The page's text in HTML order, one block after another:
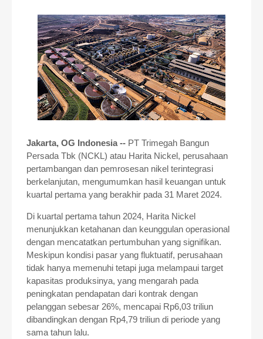
Jakarta, OG Indonesia -- PT Trimegah Bangun
Persada Tbk (NCKL) atau Harita Nickel, perusahaan
pertambangan dan pemrosesan nikel terintegrasi
berkelanjutan, mengumumkan hasil keuangan untuk
kuartal pertama yang berakhir pada 31 Maret 2024.
Di kuartal pertama tahun 2024, Harita Nickel
menunjukkan ketahanan dan keunggulan operasional
dengan mencatatkan pertumbuhan yang signifikan.
Meskipun kondisi pasar yang fluktuatif, perusahaan
tidak hanya memenuhi tetapi juga melampaui target
kapasitas produksinya, yang mengarah pada
peningkatan pendapatan dari kontrak dengan
pelanggan sebesar 26%, mencapai Rp6,03 triliun
dibandingkan dengan Rp4,79 triliun di periode yang
sama tahun lalu.